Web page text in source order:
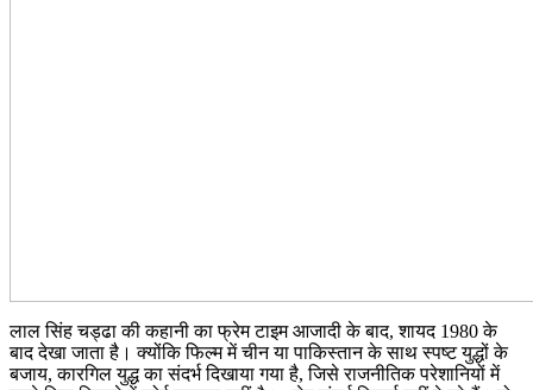
लाल सिंह चड्ढा की कहानी का फ्रेम टाइम आजादी के बाद, शायद 1980 के
बाद देखा जाता है। क्योंकि फिल्म में चीन या पाकिस्तान के साथ स्पष्ट युद्धों के
बजाय, कारगिल युद्ध का संदर्भ दिखाया गया है, जिसे राजनीतिक परेशानियों में